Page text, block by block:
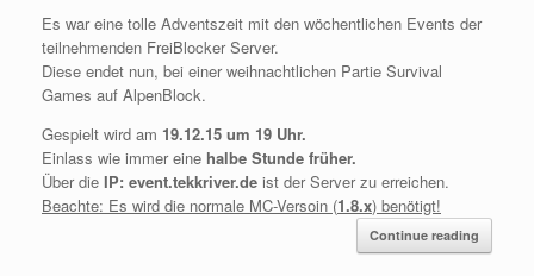
Es war eine tolle Adventszeit mit den wöchentlichen Events der
teilnehmenden FreiBlocker Server.
Diese endet nun, bei einer weihnachtlichen Partie Survival
Games auf AlpenBlock.
Gespielt wird am 19.12.15 um 19 Uhr.
Einlass wie immer eine halbe Stunde früher.
Über die IP: event.tekkriver.de ist der Server zu erreichen.
Beachte: Es wird die normale MC-Versoin (1.8.x) benötigt!
Continue reading